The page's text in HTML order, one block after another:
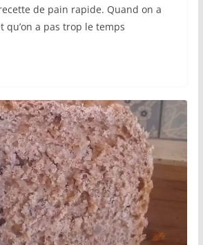
de pain rapide. Quand on a
qu’on a pas trop le temps